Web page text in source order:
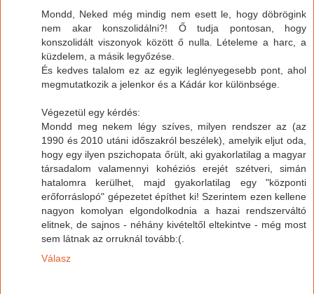
Mondd, Neked még mindig nem esett le, hogy döbrögink
nem akar konszolidálni?! Ő tudja pontosan, hogy
konszolidált viszonyok között ő nulla. Lételeme a harc, a
küzdelem, a másik legyőzése.
És kedves talalom ez az egyik leglényegesebb pont, ahol
megmutatkozik a jelenkor és a Kádár kor különbsége.
Végezetül egy kérdés:
Mondd meg nekem légy szíves, milyen rendszer az (az
1990 és 2010 utáni időszakról beszélek), amelyik eljut oda,
hogy egy ilyen pszichopata őrült, aki gyakorlatilag a magyar
társadalom valamennyi kohéziós erejét szétveri, simán
hatalomra kerülhet, majd gyakorlatilag egy "központi
erőforráslopó" gépezetet építhet ki! Szerintem ezen kellene
nagyon komolyan elgondolkodnia a hazai rendszerváltó
elitnek, de sajnos - néhány kivételtől eltekintve - még most
sem látnak az orruknál tovább:(.
Válasz